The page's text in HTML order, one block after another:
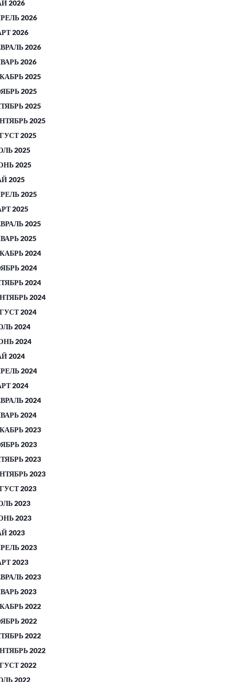
2026
2026
2026
2026
2026
2025
2025
2025
2025
2025
2025
2025
2025
2025
2025
2025
2025
2024
2024
2024
2024
2024
2024
2024
2024
2024
2024
2024
2024
2023
2023
2023
2023
2023
2023
2023
2023
2023
2023
2023
2023
2022
2022
2022
2022
2022
2022